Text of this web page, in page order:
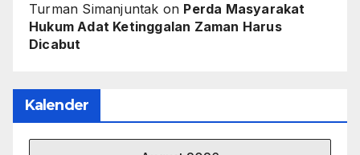
Turman Simanjuntak on Perda Masyarakat
Hukum Adat Ketinggalan Zaman Harus
Dicabut
Kalender